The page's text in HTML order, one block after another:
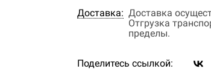
Доставка: Доставка
Отгрузка
пределы.
Поделитесь ссылкой: